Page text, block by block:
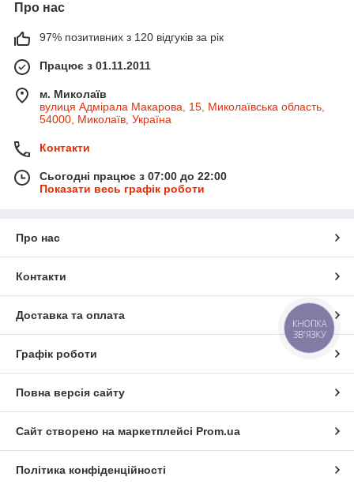
Про нас
97% позитивних з 120 відгуків за рік
Працює з 01.11.2011
м. Миколаїв
вулиця Адмірала Макарова, 15, Миколаївська область,
54000, Миколаїв, Україна
Контакти
Сьогодні працює з 07:00 до 22:00
Показати весь графік роботи
Про нас
Контакти
Доставка та оплата
Графік роботи
Повна версія сайту
Сайт створено на маркетплейсі Prom.ua
Політика конфіденційності
КНОПКА
ЗВ'ЯЗКУ